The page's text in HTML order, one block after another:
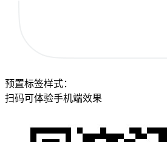
预置标签样式：
扫码可体验手机端效果